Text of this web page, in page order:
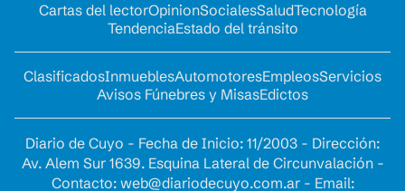
Cartas del lectorOpinionSocialesSaludTecnología
TendenciaEstado del tránsito
ClasificadosInmueblesAutomotoresEmpleosServicios
Avisos Fúnebres y MisasEdictos
Diario de Cuyo - Fecha de Inicio: 11/2003 - Dirección:
Av. Alem Sur 1639. Esquina Lateral de Circunvalación -
Contacto: web@diariodecuyo.com.ar- Email: